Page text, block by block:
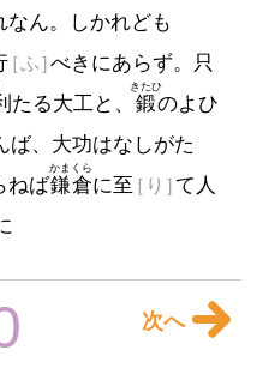
なん。しかれども
［ふ］べきにあらず。只
たる大工と、 鍛
きたひ
のよひ
ば、大功はなしがた
ねば鎌倉
かまくら
に至［り］て人
次へ